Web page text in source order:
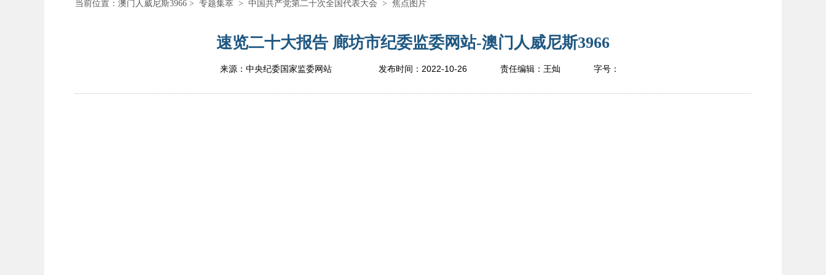
当前位置： 澳门人威尼斯3966 > 专题集萃 > 中国共产党第二十次全国代表大会 > 焦点图片
速览二十大报告 廊坊市纪委监委网站-澳门人威尼斯3966
来源：中央纪委国家监委网站 发布时间： 2022-10-26 责任编辑： 王灿 字号：